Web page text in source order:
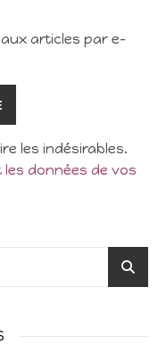
articles par e-
les indésirables.
données de vos